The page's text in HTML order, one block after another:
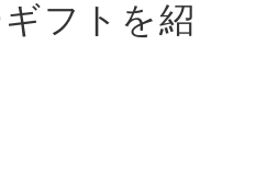
フトを紹